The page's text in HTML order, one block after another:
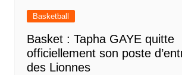
Basketball
Basket : Tapha GAYE quitte
officiellement son poste
des Lionnes